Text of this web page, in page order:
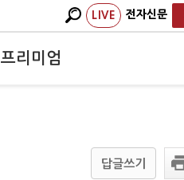
LIVE 전자신문
프리미엄
답글쓰기